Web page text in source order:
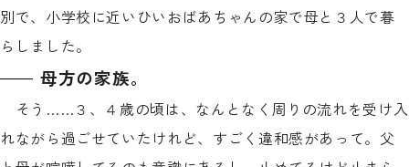
別で、小学校に近いひいおばあちゃんの家で母と３人で暮
らしました。
母方の家族。
そう……３、４歳の頃は、なんとなく周りの流れを受け入
れながら過ごせていたけれど、すごく違和感があって。父